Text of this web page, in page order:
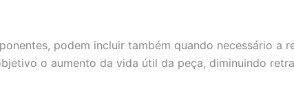
podem incluir também quando necessário a
o aumento da vida útil da peça, diminuindo